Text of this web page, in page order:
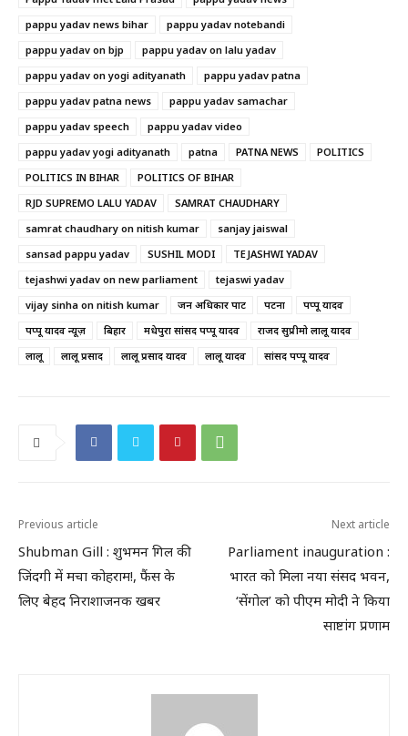
pappu yadav news bihar
pappu yadav notebandi
pappu yadav on bjp
pappu yadav on lalu yadav
pappu yadav on yogi adityanath
pappu yadav patna
pappu yadav patna news
pappu yadav samachar
pappu yadav speech
pappu yadav video
pappu yadav yogi adityanath
patna PATNA NEWS
POLITICS
POLITICS IN BIHAR
POLITICS OF BIHAR
RJD SUPREMO LALU YADAV
SAMRAT CHAUDHARY
samrat chaudhary on nitish kumar
sanjay jaiswal
sansad pappu yadav
SUSHIL MODI
TEJASHWI YADAV
tejashwi yadav on new parliament
tejaswi yadav
vijay sinha on nitish kumar
जन अधिकार पार्टी पटना
पप्पू यादव
पप्पू यादव न्यूज़
बिहार मधेपुरा सांसद पप्पू यादव
राजद सुप्रीमो लालू यादव
लालू
लालू प्रसाद लालू प्रसाद यादव लालू यादव सांसद पप्पू यादव
Previous article
Shubman Gill : शुभमन गिल की
जिंदगी में मचा कोहराम!, फैंस के
लिए बेहद निराशाजनक खबर
Next article
Parliament inauguration :
भारत को मिला नया संसद भवन,
‘सेंगोल’ को पीएम मोदी ने किया
साष्टांग प्रणाम